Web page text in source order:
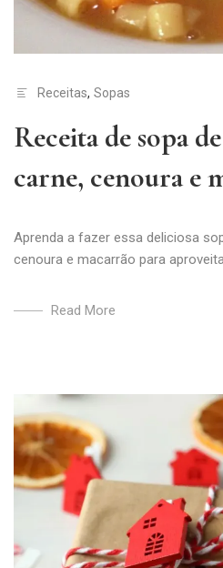
Receitas, Sopas
Receita de sopa
carne, cenoura e
Aprenda a fazer essa deliciosa
cenoura e macarrão para
Read More